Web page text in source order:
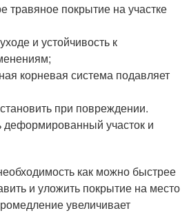
травяное покрытие на участке
и устойчивость к
корневая система подавляет
при повреждении.
деформированный участок и
как можно быстрее
и уложить покрытие на место
увеличивает